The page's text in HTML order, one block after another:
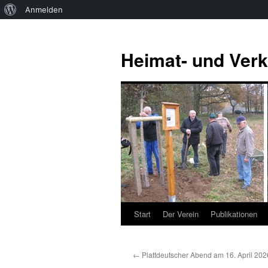
Über
Anmelden
springen
Heimat- und
Start Der Verein Publikationen
← Plattdeutscher Abend am 16. April